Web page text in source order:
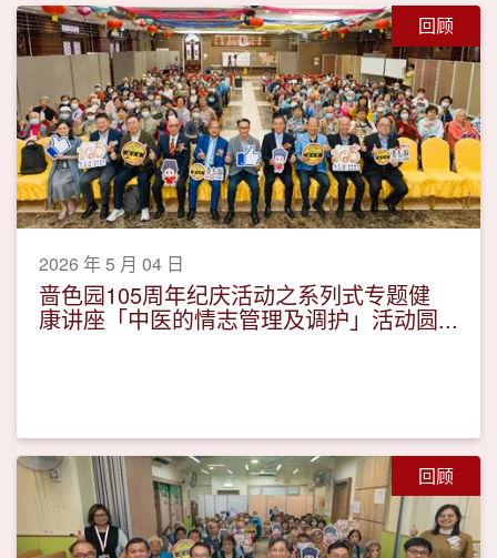
回顾
2026 年 5 月 04 日
啬色园105周年纪庆活动之系列式专题健
康讲座「中医的情志管理及调护」活动圆
回顾